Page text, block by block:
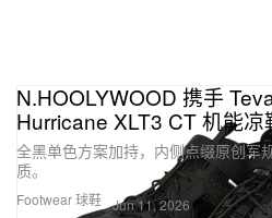
Footwear 球鞋
N.HOOLYWOOD 携手
Hurricane XLT3 CT 机能凉
全黑单色方案加持，内侧点缀原创军
质。
Jun 11, 2026